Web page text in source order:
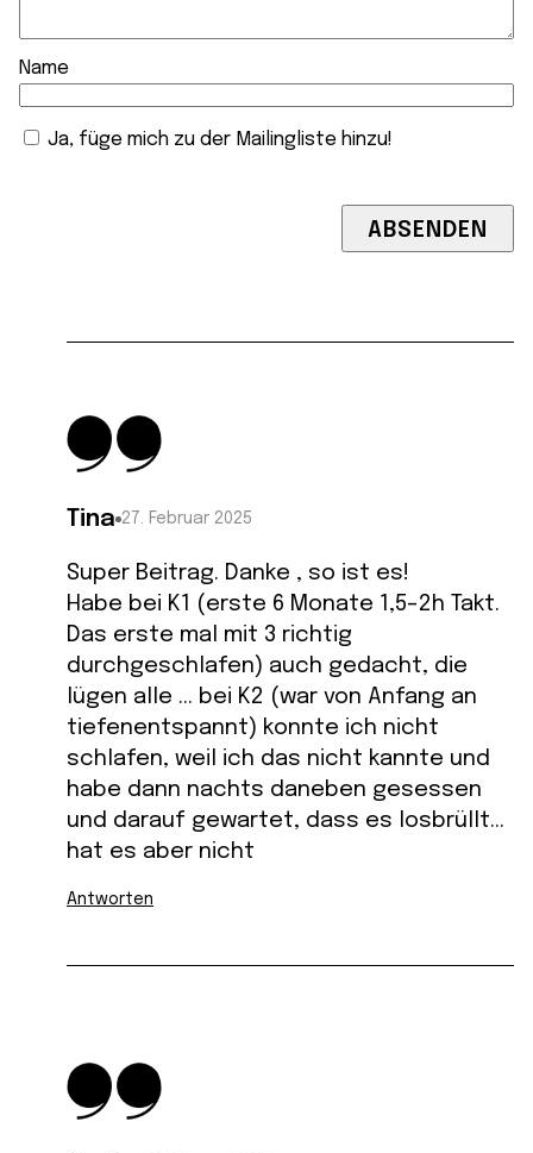
Name
Ja, füge mich zu der Mailingliste hinzu!
Tina 27. Februar 2025
Super Beitrag. Danke , so ist es!
Habe bei K1 (erste 6 Monate 1,5-2h Takt.
Das erste mal mit 3 richtig
durchgeschlafen) auch gedacht, die
lügen alle … bei K2 (war von Anfang an
tiefenentspannt) konnte ich nicht
schlafen, weil ich das nicht kannte und
habe dann nachts daneben gesessen
und darauf gewartet, dass es losbrüllt…
hat es aber nicht
Antworten